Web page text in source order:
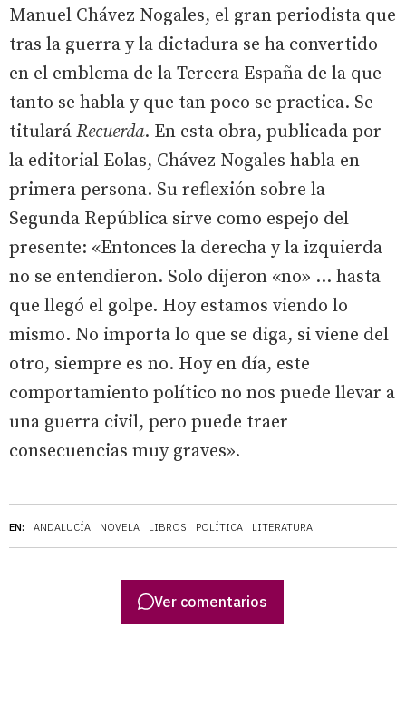
EN: ANDALUCÍA NOVELA LIBROS POLÍTICA LITERATURA
Manuel Chávez Nogales, el gran periodista que
tras la guerra y la dictadura se ha convertido
en el emblema de la Tercera España de la que
tanto se habla y que tan poco se practica. Se
titulará Recuerda. En esta obra, publicada por
la editorial Eolas, Chávez Nogales habla en
primera persona. Su reflexión sobre la
Segunda República sirve como espejo del
presente: «Entonces la derecha y la izquierda
no se entendieron. Solo dijeron «no» ... hasta
que llegó el golpe. Hoy estamos viendo lo
mismo. No importa lo que se diga, si viene del
otro, siempre es no. Hoy en día, este
comportamiento político no nos puede llevar a
una guerra civil, pero puede traer
consecuencias muy graves».
Ver comentarios